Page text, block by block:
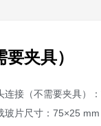
夹具）
连接（不需要夹具）
玻片尺寸：75×25 mm